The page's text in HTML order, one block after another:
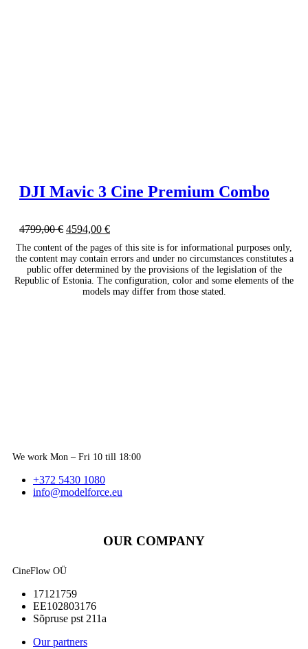
DJI Mavic 3 Cine Premium Combo
4799,00€ 4594,00 €
The content of the pages of this site is for informational purposes only,
the content may contain errors and under no circumstances constitutes a
public offer determined by the provisions of the legislation of the
Republic of Estonia. The configuration, color and some elements of the
models may differ from those stated.
We work Mon – Fri 10 till 18:00
+372 5430 1080
info@modelforce.eu
OUR COMPANY
CineFlow OÜ
17121759
EE102803176
Sõpruse pst 211a
Our partners